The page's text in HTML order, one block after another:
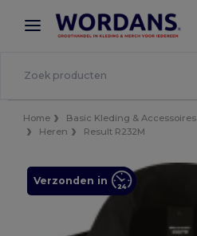
× Wordans-app
Betere prijzen in de app!
Home Basic Kleding & Accessoires
Heren
Result R232M
Verzonden in